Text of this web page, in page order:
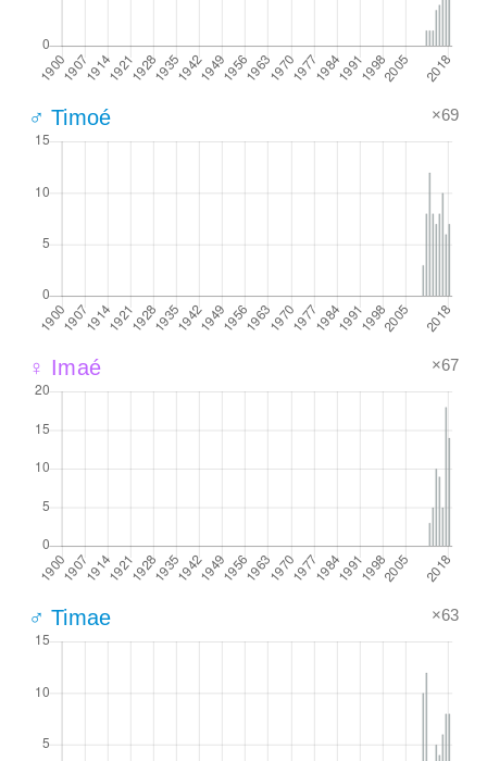
♂ Timoé ×69
♀ Imaé ×67
♂ Timae ×63